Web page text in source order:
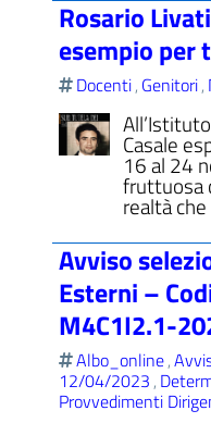
Rosario
esempio per
Docenti, Genitori,
Casale
16 al 24
fruttuosa
realtà
Avviso
Esterni –
M4C1I2.1-
Albo_online,
12/04/2023,
Provvedimenti